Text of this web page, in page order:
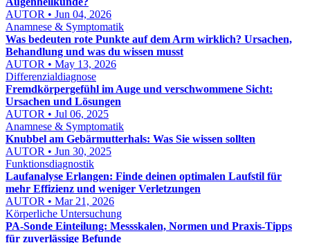
AUTOR • Jun 04, 2026
Anamnese & Symptomatik
Was bedeuten rote Punkte auf dem Arm wirklich? Ursachen,
Behandlung und was du wissen musst
AUTOR • May 13, 2026
Differenzialdiagnose
Fremdkörpergefühl im Auge und verschwommene Sicht:
Ursachen und Lösungen
AUTOR • Jul 06, 2025
Anamnese & Symptomatik
Knubbel am Gebärmutterhals: Was Sie wissen sollten
AUTOR • Jun 30, 2025
Funktionsdiagnostik
Laufanalyse Erlangen: Finde deinen optimalen Laufstil für
mehr Effizienz und weniger Verletzungen
AUTOR • Mar 21, 2026
Körperliche Untersuchung
PA‑Sonde Einteilung: Messskalen, Normen und Praxis‑Tipps
für zuverlässige Befunde